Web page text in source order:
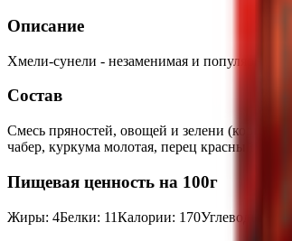
Описание
Хмели-сунели - незаменимая и популярная
Состав
Смесь пряностей, овощей и зелени
чабер, куркума молотая, перец красный
Пищевая ценность на 100г
Жиры: 4Белки: 11Калории: 170Углеводы